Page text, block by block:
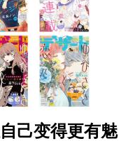
己变得更有魅